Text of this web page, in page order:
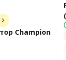
Champion